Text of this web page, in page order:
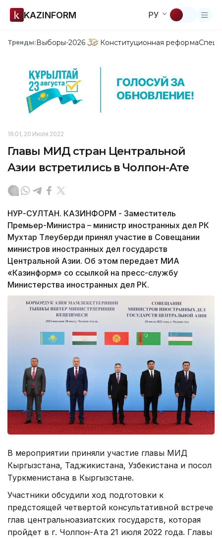
KAZINFORM РУ
Тренды:Выборы-2026 Конституционная реформа
16:01, 20 Июля 2022
Главы МИД стран Центральной
Азии встретились в Чолпон-Ате
НУР-СУЛТАН. КАЗИНФОРМ - Заместитель
Премьер-Министра – министр иностранных дел РК
Мухтар Тлеуберди принял участие в Совещании
министров иностранных дел государств
Центральной Азии. Об этом передает МИА
«Казинформ» со ссылкой на пресс-службу
Министерства иностранных дел РК.
В мероприятии приняли участие главы МИД
Кыргызстана, Таджикистана, Узбекистана и посол
Туркменистана в Кыргызстане.
Участники обсудили ход подготовки к
предстоящей четвертой консультативной встрече
глав центральноазиатских государств, которая
пройдет в г. Чолпон-Ата 21 июля 2022 года. Главы